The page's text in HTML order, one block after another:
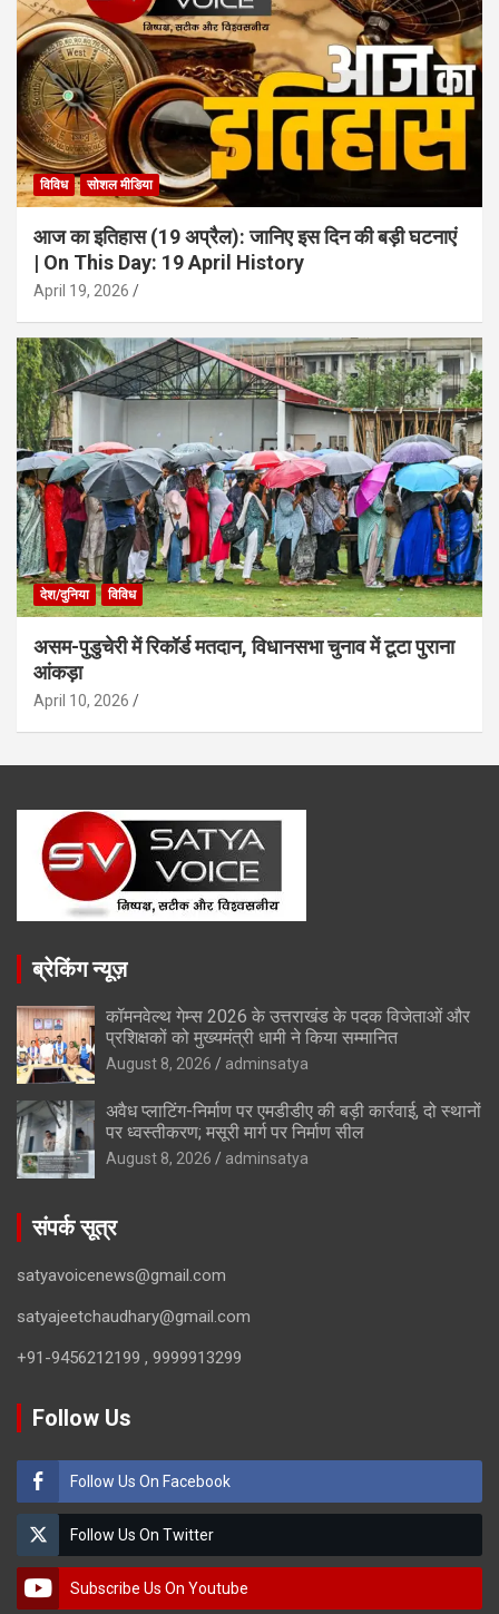
विविध सोशल मीडिया
आज का इतिहास (19 अप्रैल): जानिए इस दिन की बड़ी घटनाएं
| On This Day: 19 April History
April 19, 2026
देश/दुनिया विविध
असम-पुडुचेरी में रिकॉर्ड मतदान, विधानसभा चुनाव में टूटा पुराना
आंकड़ा
April 10, 2026
ब्रेकिंग न्यूज़
कॉमनवेल्थ गेम्स 2026 के उत्तराखंड के पदक विजेताओं और
प्रशिक्षकों को मुख्यमंत्री धामी ने किया सम्मानित
August 8, 2026 adminsatya
अवैध प्लाटिंग-निर्माण पर एमडीडीए की बड़ी कार्रवाई, दो स्थानों
पर ध्वस्तीकरण; मसूरी मार्ग पर निर्माण सील
August 8, 2026 adminsatya
संपर्क सूत्र
satyavoicenews@gmail.com
satyajeetchaudhary@gmail.com
+91-9456212199 , 9999913299
Follow Us
Follow Us On Facebook
Follow Us On Twitter
Subscribe Us On Youtube